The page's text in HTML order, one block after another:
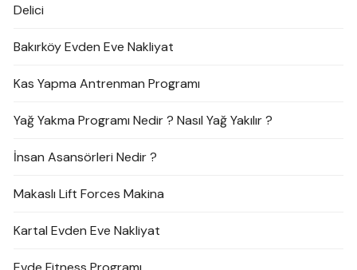
Delici
Bakırköy Evden Eve Nakliyat
Kas Yapma Antrenman Programı
Yağ Yakma Programı Nedir ? Nasıl Yağ Yakılır ?
İnsan Asansörleri Nedir ?
Makaslı Lift Forces Makina
Kartal Evden Eve Nakliyat